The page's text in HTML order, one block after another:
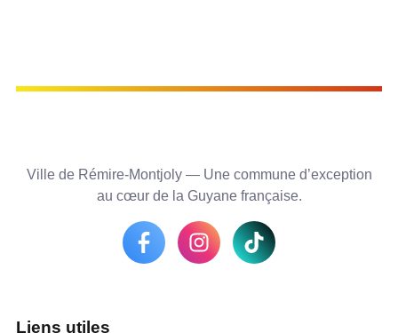
Ville de Rémire-Montjoly — Une commune d’exception
au cœur de la Guyane française.
Liens utiles